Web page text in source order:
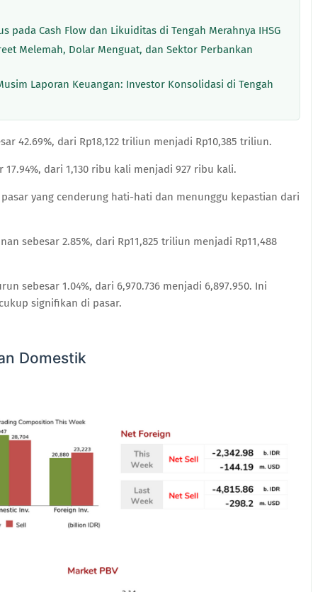
pada Cash Flow dan Likuiditas di Tengah Merahnya IHSG
Melemah, Dolar Menguat, dan Sektor Perbankan
Laporan Keuangan: Investor Konsolidasi di Tengah
42.69%, dari Rp18,122 triliun menjadi Rp10,385 triliun.
dari 1,130 ribu kali menjadi 927 ribu kali.
yang cenderung hati-hati dan menunggu kepastian dari
sebesar 2.85%, dari Rp11,825 triliun menjadi Rp11,488
sebesar 1.04%, dari 6,970.736 menjadi 6,897.950. Ini
signifikan di pasar.
Domestik